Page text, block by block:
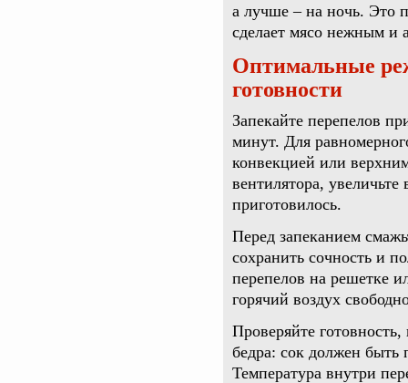
а лучше – на ночь. Это
сделает мясо нежным и
Оптимальные
готовности
Запекайте перепелов
минут. Для
конвекцией или
вентилятора,
приготовилось.
Перед запеканием
сохранить сочность и
перепелов на решетке
горячий воздух
Проверяйте
бедра: сок должен быть
Температура внутри